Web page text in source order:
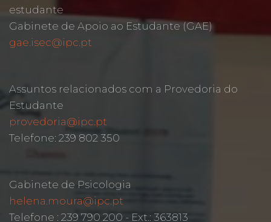
estudante
Gabinete de Apoio ao Estudante (GAE)
gae.isec@ipc.pt
Assuntos relacionados com a Provedoria do
Estudante
provedoria@ipc.pt
Telefone: 239 802 350
Gabinete de Psicologia
helena.moura@ipc.pt
Telefone : 239 790 200 - Ext.: 363813